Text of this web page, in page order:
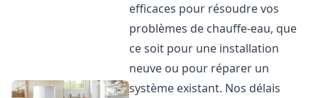
efficaces pour résoudre vos
problèmes de chauffe-eau, que
ce soit pour une installation
neuve ou pour réparer un
système existant. Nos délais